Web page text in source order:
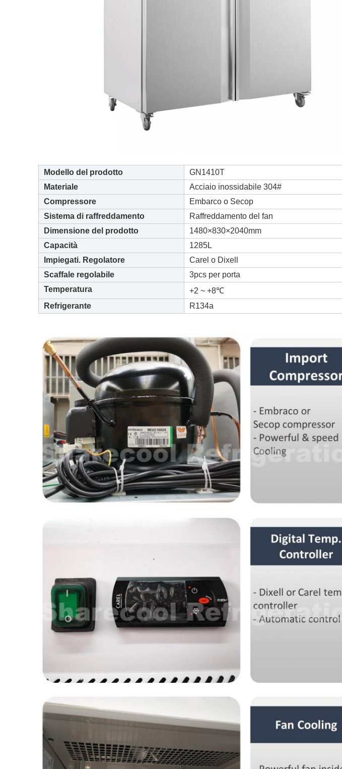
Modello del prodotto
GN1410T
Materiale
Acciaio inossidabile 304#
Compressore
Embarco o Secop
Sistema di raffreddamento
Raffreddamento del fan
Dimensione del prodotto
1480×830×2040mm
Capacità
1285L
Impiegati. Regolatore
Carel o Dixell
Scaffale regolabile
3pcs per porta
Temperatura
+2 ~ +8℃
Refrigerante
R134a